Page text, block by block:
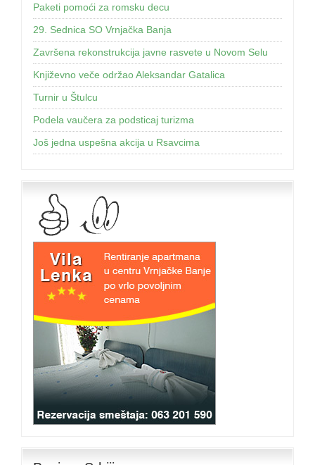
Paketi pomoći za romsku decu
29. Sednica SO Vrnjačka Banja
Završena rekonstrukcija javne rasvete u Novom Selu
Književno veče održao Aleksandar Gatalica
Turnir u Štulcu
Podela vaučera za podsticaj turizma
Još jednа uspešnа аkcijа u Rsаvcimа